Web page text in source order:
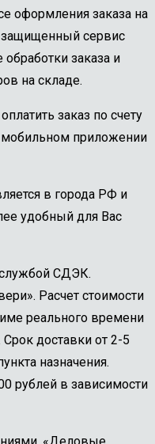
оформления заказа на
защищенный сервис
заказа и
на складе.
заказ по счету
мобильном приложении
в города РФ и
удобный для Вас
службой СДЭК.
Расчет стоимости
реального времени
доставки от 2-5
назначения.
рублей в зависимости
«Деловые